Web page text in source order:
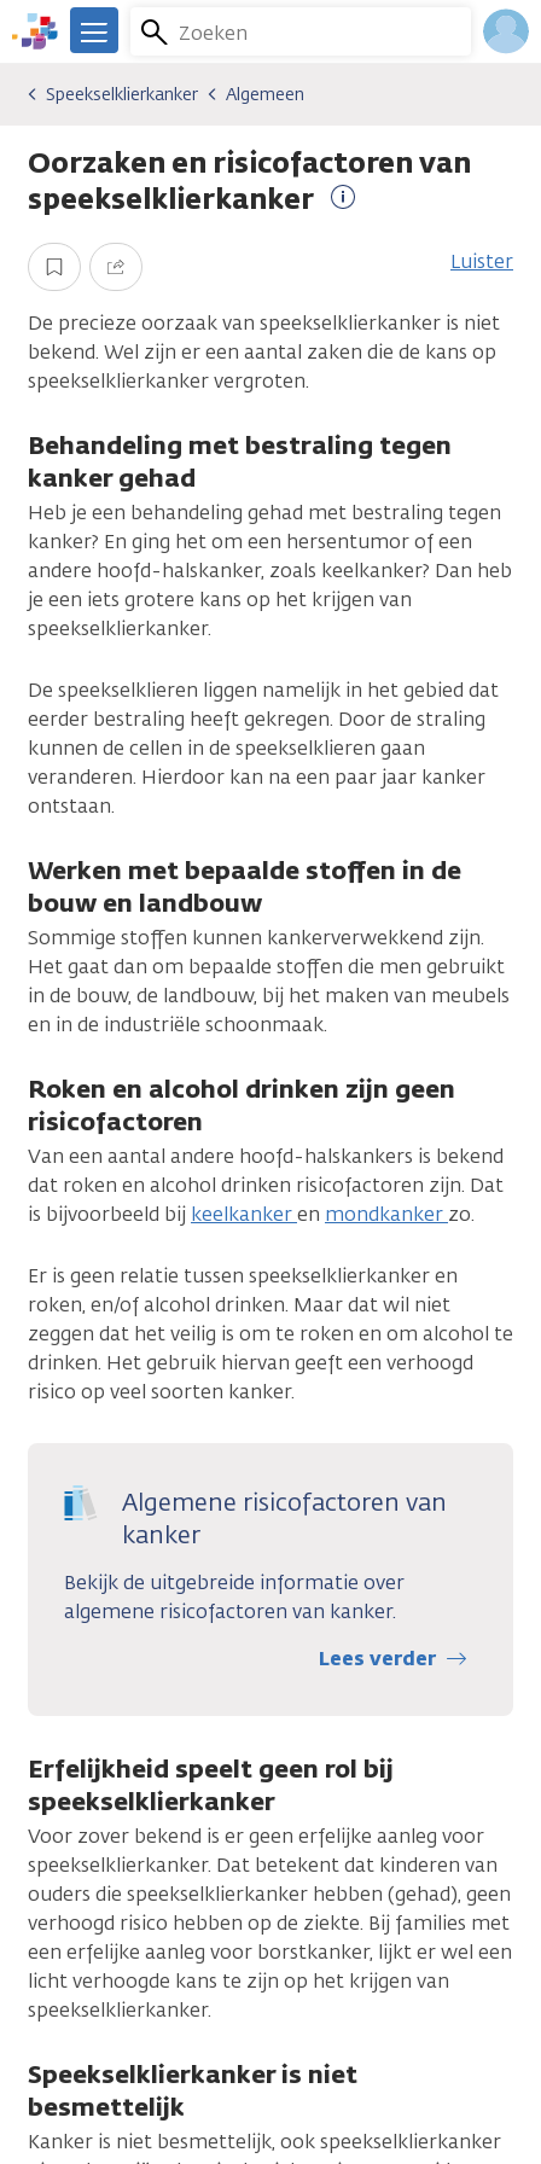
Overslaan
en
gaan
We
er
je.
Kanker.nl
Zoeken
Menu
Kankersoorten
Speekselklierkanker
Algemeen
Speekselklierkanker Algemeen
Oorzaken en risicofactoren van
speekselklierkanker
Opslaan Delen Luister
De precieze oorzaak van speekselklierkanker is niet
bekend. Wel zijn er een aantal zaken die de kans op
speekselklierkanker vergroten.
Behandeling met bestraling tegen
kanker gehad
Heb je een behandeling gehad met bestraling tegen
kanker? En ging het om een hersentumor of een
andere hoofd-halskanker, zoals keelkanker? Dan heb
je een iets grotere kans op het krijgen van
speekselklierkanker.
De speekselklieren liggen namelijk in het gebied dat
eerder bestraling heeft gekregen. Door de straling
kunnen de cellen in de speekselklieren gaan
veranderen. Hierdoor kan na een paar jaar kanker
ontstaan.
Werken met bepaalde stoffen in de
bouw en landbouw
Sommige stoffen kunnen kankerverwekkend zijn.
Het gaat dan om bepaalde stoffen die men gebruikt
in de bouw, de landbouw, bij het maken van meubels
en in de industriële schoonmaak.
Roken en alcohol drinken zijn geen
risicofactoren
Van een aantal andere hoofd-halskankers is bekend
dat roken en alcohol drinken risicofactoren zijn. Dat
is bijvoorbeeld bij keelkankeren mondkanker zo.
Er is geen relatie tussen speekselklierkanker en
roken, en/of alcohol drinken. Maar dat wil niet
zeggen dat het veilig is om te roken en om alcohol te
drinken. Het gebruik hiervan geeft een verhoogd
risico op veel soorten kanker.
Algemene risicofactoren van
kanker
Bekijk de uitgebreide informatie over
algemene risicofactoren van kanker.
Lees verder
Erfelijkheid speelt geen rol bij
speekselklierkanker
Voor zover bekend is er geen erfelijke aanleg voor
speekselklierkanker. Dat betekent dat kinderen van
ouders die speekselklierkanker hebben (gehad), geen
verhoogd risico hebben op de ziekte. Bij families met
een erfelijke aanleg voor borstkanker, lijkt er wel een
licht verhoogde kans te zijn op het krijgen van
speekselklierkanker.
Speekselklierkanker is niet
besmettelijk
Kanker is niet besmettelijk, ook speekselklierkanker